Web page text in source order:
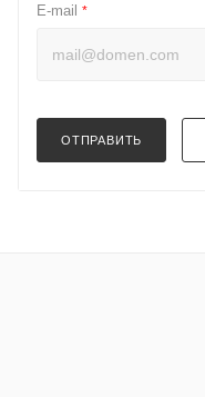
E-mail *
ОТПРАВИТЬ